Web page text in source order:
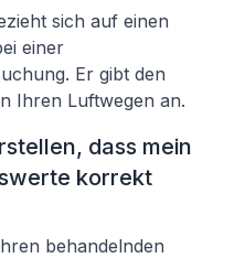
sich auf einen
einer
Er gibt den
Ihren Luftwegen an.
dass mein
korrekt
behandelnden